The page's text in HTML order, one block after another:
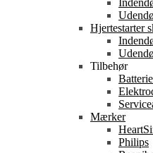
Hjertestarter
Tilbehør
Mærker
Philips